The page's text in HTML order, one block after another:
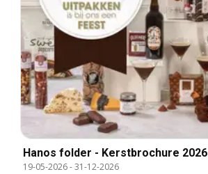
Hanos folder - Kerstbrochure 2026
19-05-2026-31-12-2026